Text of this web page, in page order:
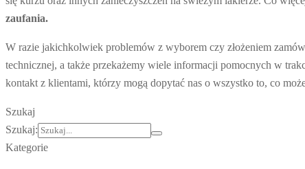
zaufania.
W razie jakichkolwiek problemów z wyborem czy złożeniem
technicznej, a także przekażemy wiele informacji pomocnych w
kontakt z klientami, którzy mogą dopytać nas o wszystko to, co
Szukaj
Szukaj:
Kategorie